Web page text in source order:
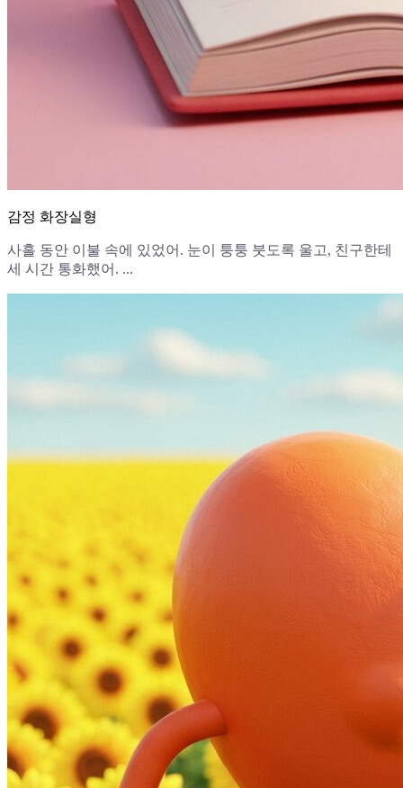
감정 화장실형
사흘 동안 이불 속에 있었어. 눈이 퉁퉁 붓도록 울고, 친구한테
세 시간 통화했어. ...